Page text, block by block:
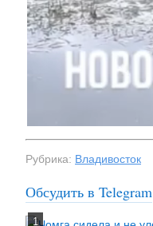
Рубрика: Владивосток
Обсудить в Telegram